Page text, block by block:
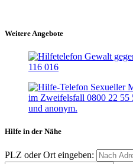
Weitere Angebote
Hilfe in der Nähe
PLZ oder Ort eingeben: